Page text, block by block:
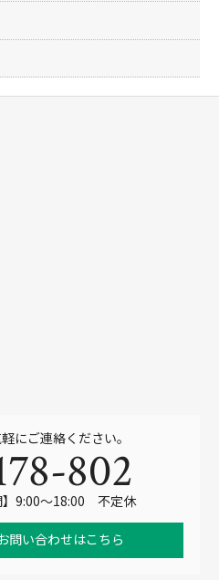
にご連絡ください。
802
】9:00～18:00 不定休
問い合わせはこちら